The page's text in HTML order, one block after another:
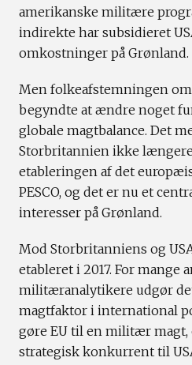
amerikanske militære
indirekte har subsidieret
omkostninger på
Men folkeafstemningen
begyndte at ændre noget
globale magtbalance. Det
Storbritannien ikke
etableringen af det
PESCO, og det er nu et
interesser på Grønland.
Mod Storbritanniens og
etableret i 2017. For mange
militæranalytikere udgør
magtfaktor i international
gøre EU til en militær magt,
strategisk konkurrent til